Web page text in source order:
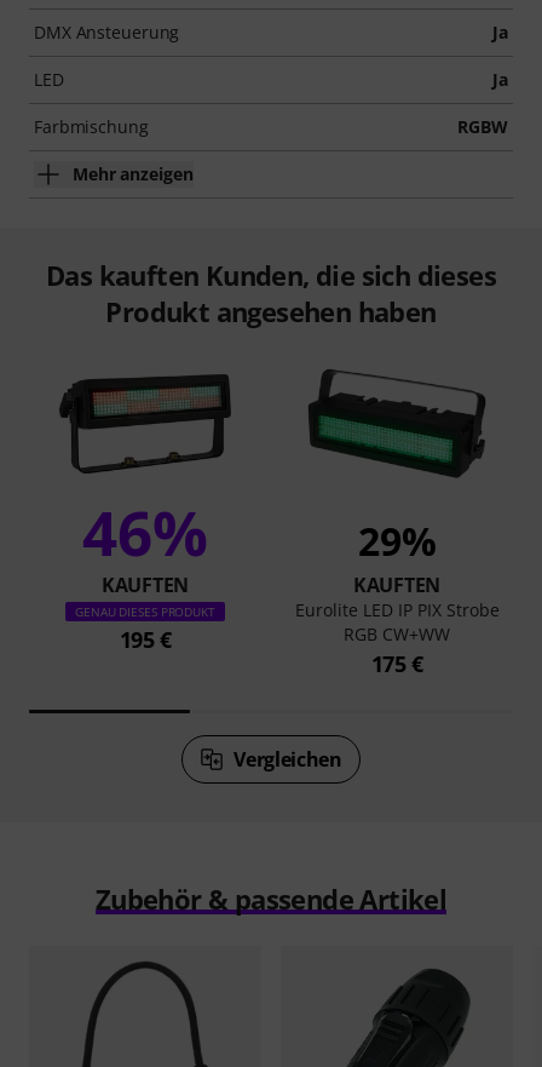
DMX Ansteuerung Ja
LED Ja
Farbmischung RGBW
Mehr anzeigen
Das kauften Kunden, die sich dieses
Produkt angesehen haben
46%
KAUFTEN
GENAU DIESES PRODUKT
195 €
29%
KAUFTEN
Eurolite LED IP PIX Strobe
RGB CW+WW
175 €
Vergleichen
Zubehör & passende Artikel